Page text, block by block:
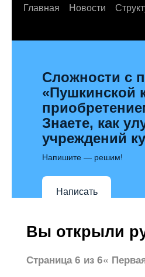
Главная Новости
Сложности с
«Пушкинской
Знаете, как
учреждений
Напишите — решим!
Написать
Вы открыли
Страница 6 из 6«